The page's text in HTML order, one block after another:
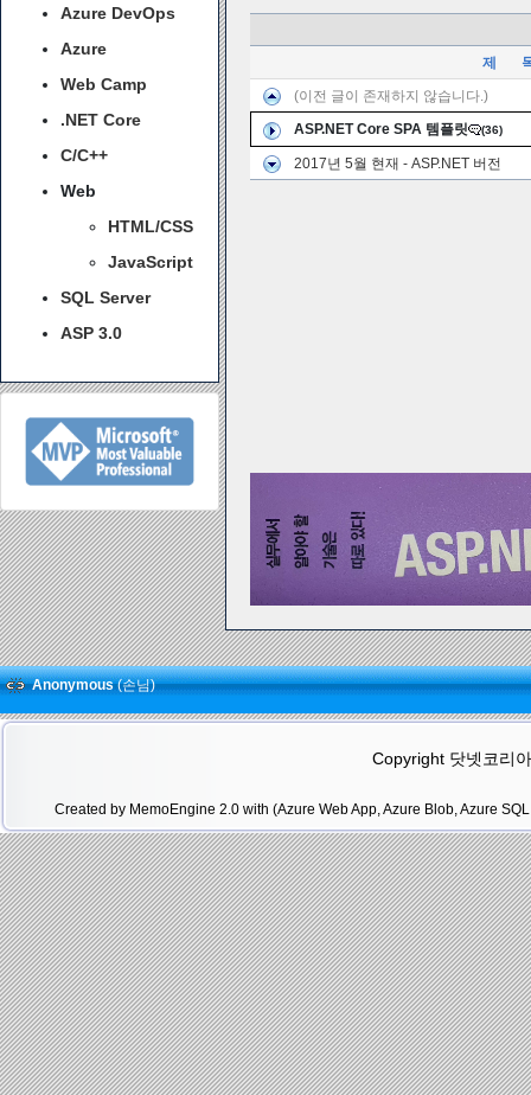
Azure DevOps
Azure
Web Camp
.NET Core
C/C++
Web
HTML/CSS
JavaScript
SQL Server
ASP 3.0
제
(이전 글이 존재하지 않습니다.)
ASP.NET Core SPA 템플릿
(36)
2017년 5월 현재 - ASP.NET 버전
Anonymous(손님)
Copyright 닷넷코리
Created by MemoEngine 2.0 with (Azure Web App, Azure Blob, Azure